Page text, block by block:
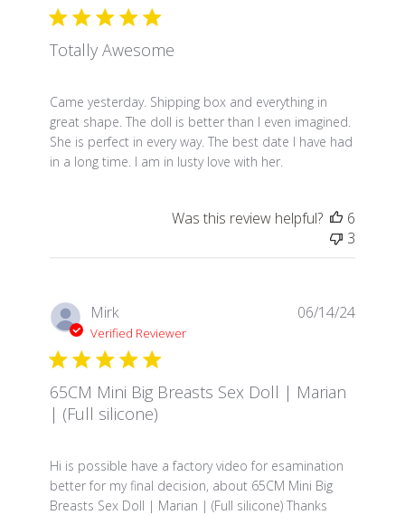
Totally Awesome
Came yesterday. Shipping box and everything in
great shape. The doll is better than I even imagined.
She is perfect in every way. The best date I have had
in a long time. I am in lusty love with her.
read more about review content Came yesterday.
Was this review helpful?
6
3
Mirk
Verified Reviewer
65CM Mini Big Breasts Sex Doll | Marian
| (Full silicone)
Hi is possible have a factory video for esamination
better for my final decision, about 65CM Mini Big
Breasts Sex Doll | Marian | (Full silicone) Thanks
read more about review content Hi is possible have
06/14/24